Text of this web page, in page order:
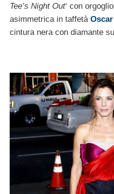
Tee’s Night Out‘ con
asimmetrica in taffetà
cintura nera con diamante